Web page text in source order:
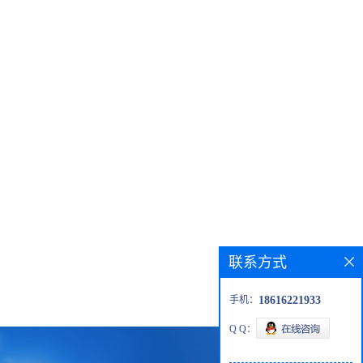
联系方式
手机： 18616221933
Q Q：